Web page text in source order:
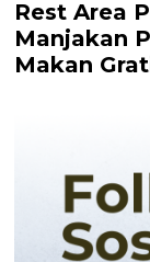
Rest Area
Manjakan
Makan